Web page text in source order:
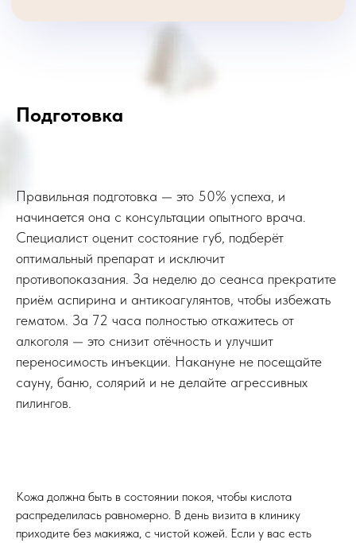
Подготовка
Правильная подготовка — это 50% успеха, и
начинается она с консультации опытного врача.
Специалист оценит состояние губ, подберёт
оптимальный препарат и исключит
противопоказания. За неделю до сеанса прекратите
приём аспирина и антикоагулянтов, чтобы избежать
гематом. За 72 часа полностью откажитесь от
алкоголя — это снизит отёчность и улучшит
переносимость инъекции. Накануне не посещайте
сауну, баню, солярий и не делайте агрессивных
пилингов.
Кожа должна быть в состоянии покоя, чтобы кислота
распределилась равномерно. В день визита в клинику
приходите без макияжа, с чистой кожей. Если у вас есть